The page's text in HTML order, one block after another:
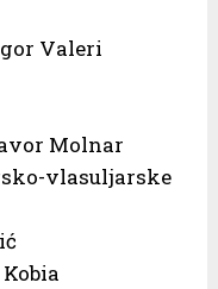
Valeri
Molnar
vlasuljarske